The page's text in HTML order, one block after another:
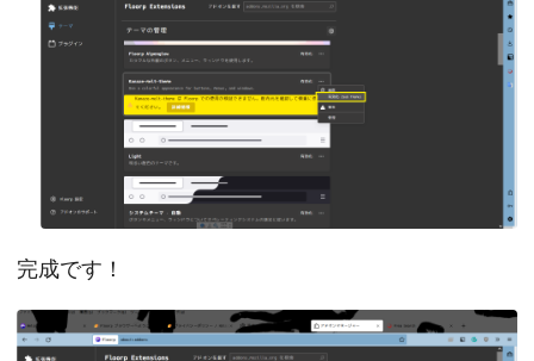
完成です！